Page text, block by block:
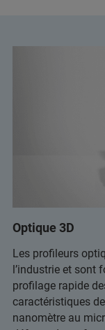
Optique 3D
Les profileurs
l’industrie et sont
profilage rapide
caractéristiques
nanomètre au